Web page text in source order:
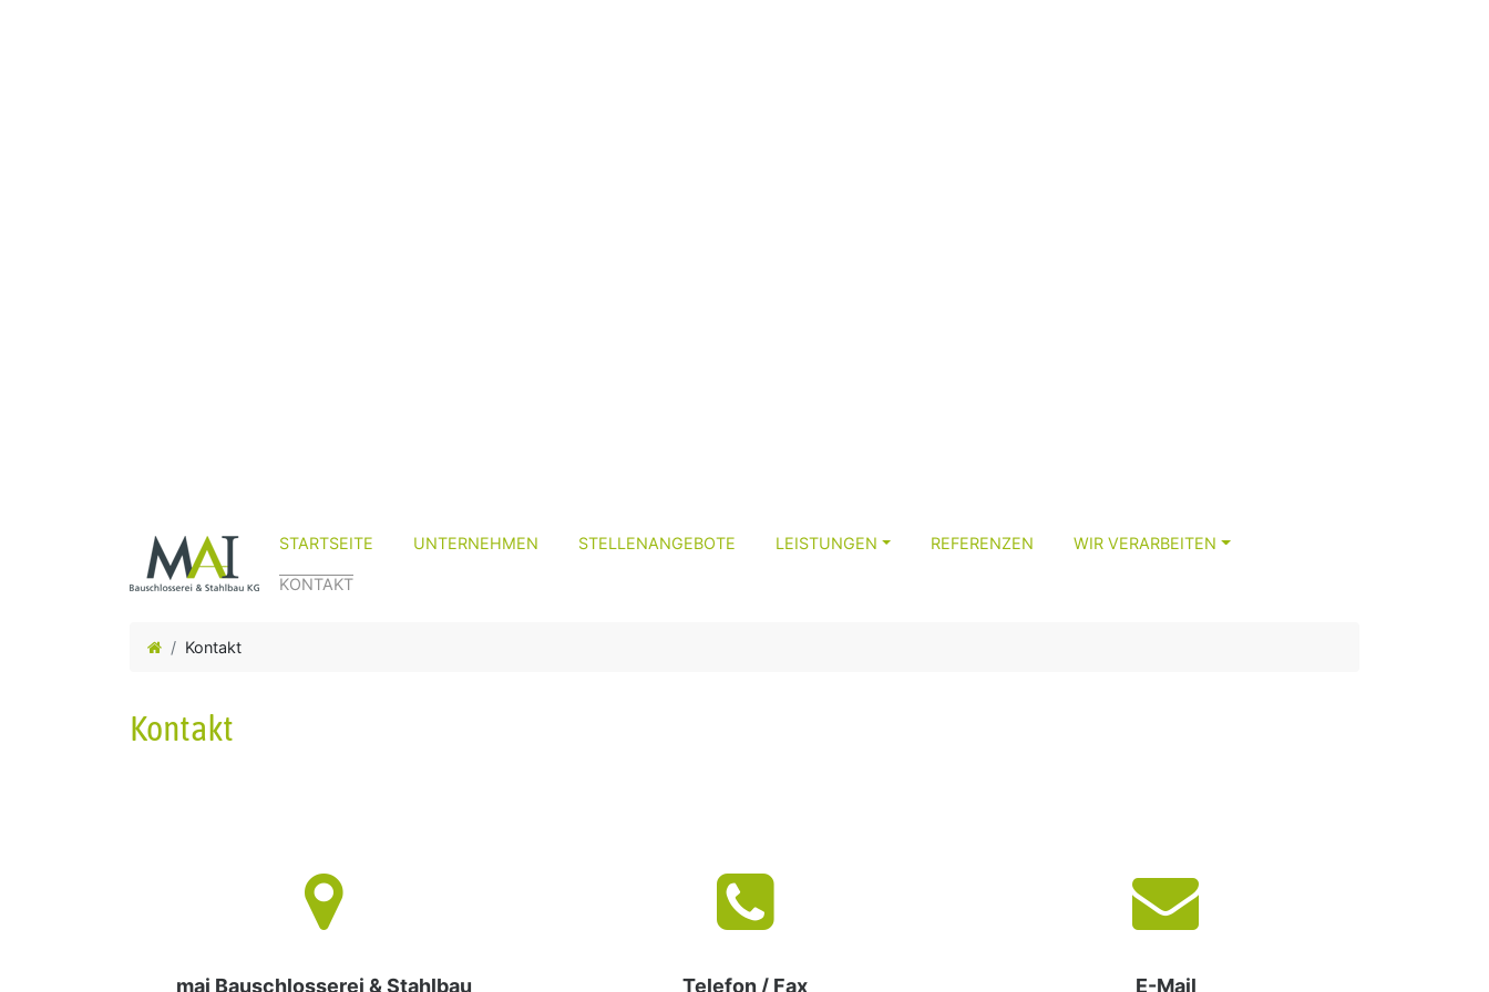
STARTSEITE UNTERNEHMEN STELLENANGEBOTE LEISTUNGEN REFERENZEN WIR VERARBEITEN
KONTAKT
Kontakt
Kontakt
mai Bauschlosserei & Stahlbau Telefon / Fax E-Mail